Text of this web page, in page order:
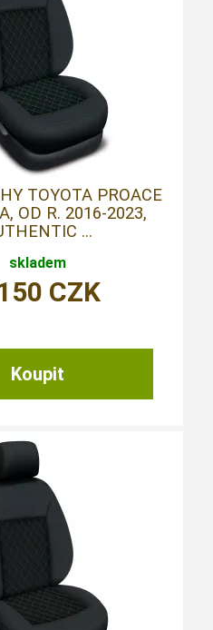
TOYOTA PROACE
OD R. 2016-2023,
...
skladem
CZK